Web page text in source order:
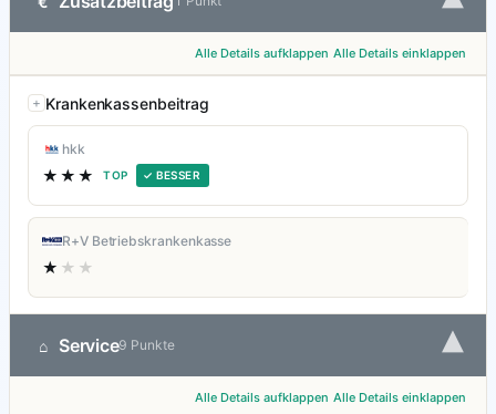
Alle Details aufklappen Alle Details einklappen
Krankenkassenbeitrag
hkk
★★★ TOP ✓ BESSER
R+V Betriebskrankenkasse
★ ★★
⌂ Service9 Punkte ▾
Alle Details aufklappen Alle Details einklappen